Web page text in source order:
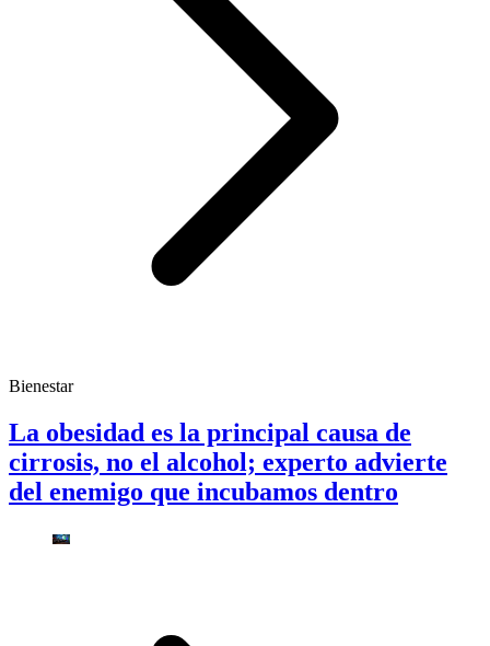
Bienestar
La obesidad es la principal causa de
cirrosis, no el alcohol; experto advierte
del enemigo que incubamos dentro